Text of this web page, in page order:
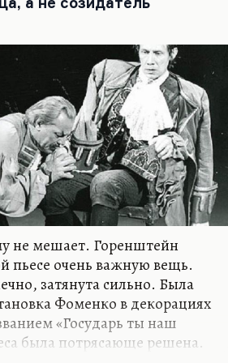
то время (или в
колхозника), не может не
точности, с которой
эти запахи людей,
плохой пищей, редко моются
сутки. Эти сложнейшие
возникают в комнате, где
на какие-то влияния,
не мешает. Горенштейн
пьесе очень важную вещь.
затянута сильно. Была
Фоменко в декорациях
«Государь ты наш
была потрясающе решена.